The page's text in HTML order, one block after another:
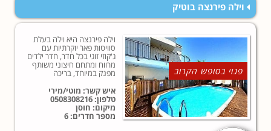
וילה פירנצה בוטיק
פנוי בסופש הקרוב
וילה פירנצה היא וילה בעלת
סוויטות פאר יוקרתיות עם
ג'קוזי זוגי בכל חדר, חדר ילדים
מרווח ומתחם חיצוני משותף
מפנק במיוחד, בריכה
איש קשר: מוטי/מירי
טלפון:0508308216
מיקום: חוסן
מספר חדרים: 6